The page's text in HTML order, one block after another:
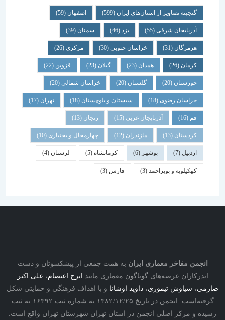
گنجینه تصاویر از استان‌های ایران(599) اصفهان(59)
آذربایجان شرقی (55)
(46) سمنان(39)
هرمزگان(31) خراسان جنوبی(30) مرکزی(26)
کرمان(26) همدان(23) گیلان(23) قزوین(22)
خوزستان(20) گلستان(20) خراسان شمالی(20)
خراسان رضوی(18) سیستان و بلوچستان(18) تهران(17)
(16) آذربایجان غربی (15) زنجان(13)
کردستان(13) مازندران(12) چهارمحال و بختیاری(10)
اردبیل(7) بوشهر(6) کرمانشاه(5) لرستان(4)
کهکیلویه و بویراحمد(3) فارس (3)
انجمن مفاخر معماری ایران به همت جمعی از پیشکسوتان و دست
اندرکاران عرصه‌های گوناگون معماری مانندایرج اعتصام،علی اکبر
،سیاوش تیموری،داوید اوشاناو با اهداف فرهنگی و حمایتی شکل
گرفته‌است. انجمن در تاریخ ۱۳۸۲/۱۲/۲۵ به شماره ثبت ۱۶۳۹۲ به ثبت
رسیده و مرکز اصلی انجمن در استان تهران شهرستان تهران واقع است.